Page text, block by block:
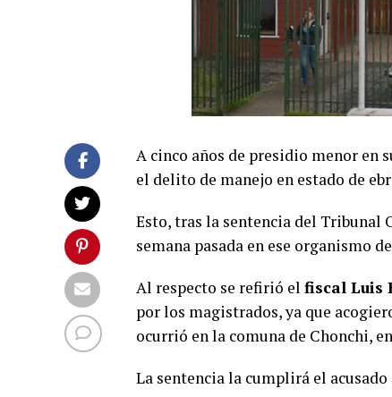
A cinco años de presidio menor en
el delito de manejo en estado de
Esto, tras la sentencia del Tribunal
semana pasada en ese organismo
Al respecto se refirió el fiscal Luis
por los magistrados, ya que
ocurrió en la comuna de Chonchi,
La sentencia la cumplirá el